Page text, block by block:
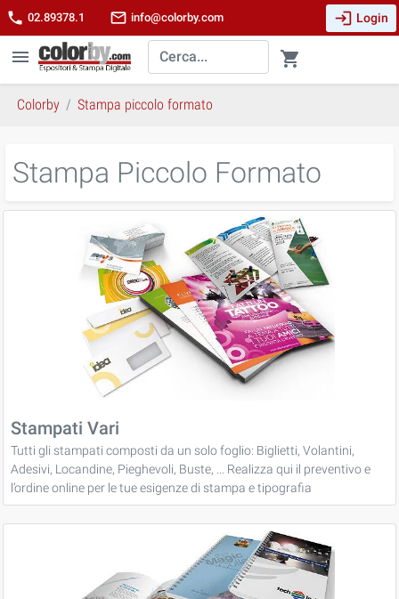
phone 02.89378.1 mail_outline info@colorby.com login Login
menu shopping_cart
Colorby Stampa piccolo formato
Stampa Piccolo Formato
Stampati Vari
Tutti gli stampati composti da un solo foglio: Biglietti, Volantini,
Adesivi, Locandine, Pieghevoli, Buste, ... Realizza qui il preventivo e
l’ordine online per le tue esigenze di stampa e tipografia